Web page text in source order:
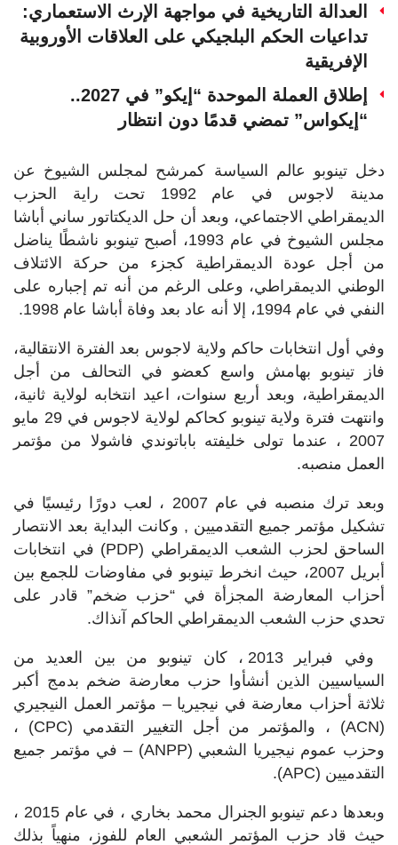
العدالة التاريخية في مواجهة الإرث الاستعماري:
تداعيات الحكم البلجيكي على العلاقات الأوروبية
الإفريقية
إطلاق العملة الموحدة “إيكو” في 2027..
“إيكواس” تمضي قدمًا دون انتظار
دخل تينوبو عالم السياسة كمرشح لمجلس الشيوخ عن
مدينة لاجوس في عام 1992 تحت راية الحزب
الديمقراطي الاجتماعي، وبعد أن حل الديكتاتور ساني أباشا
مجلس الشيوخ في عام 1993، أصبح تينوبو ناشطًا يناضل
من أجل عودة الديمقراطية كجزء من حركة الائتلاف
الوطني الديمقراطي، وعلى الرغم من أنه تم إجباره على
النفي في عام 1994، إلا أنه عاد بعد وفاة أباشا عام 1998.
وفي أول انتخابات حاكم ولاية لاجوس بعد الفترة الانتقالية،
فاز تينوبو بهامش واسع كعضو في التحالف من أجل
الديمقراطية، وبعد أربع سنوات، اعيد انتخابه لولاية ثانية،
وانتهت فترة ولاية تينوبو كحاكم لولاية لاجوس في 29 مايو
2007 ، عندما تولى خليفته باباتوندي فاشولا من مؤتمر
العمل منصبه.
وبعد ترك منصبه في عام 2007 ، لعب دورًا رئيسيًا في
تشكيل مؤتمر جميع التقدميين , وكانت البداية بعد الانتصار
الساحق لحزب الشعب الديمقراطي (PDP) في انتخابات
أبريل 2007، حيث انخرط تينوبو في مفاوضات للجمع بين
أحزاب المعارضة المجزأة في “حزب ضخم” قادر على
تحدي حزب الشعب الديمقراطي الحاكم آنذاك.
وفي فبراير 2013 ، كان تينوبو من بين العديد من
السياسيين الذين أنشأوا حزب معارضة ضخم بدمج أكبر
ثلاثة أحزاب معارضة في نيجيريا – مؤتمر العمل النيجيري
(
ACN) ، والمؤتمر من أجل التغيير التقدمي (CPC) ،
وحزب عموم نيجيريا الشعبي (ANPP) – في مؤتمر جميع
التقدميين (APC
).
وبعدها دعم تينوبو الجنرال محمد بخاري ، في عام 2015 ،
حيث قاد حزب المؤتمر الشعبي العام للفوز، منهياً بذلك